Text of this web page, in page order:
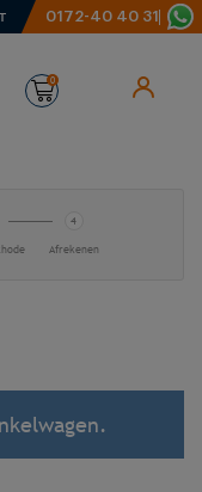
0172-40 40 31
0
Afrekenen